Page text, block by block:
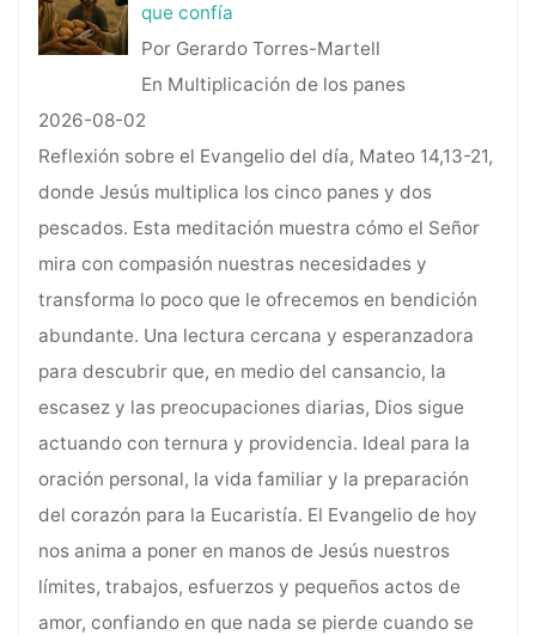
que confía
Por Gerardo Torres-Martell
En Multiplicación de los panes
2026-08-02
Reflexión sobre el Evangelio del día, Mateo 14,13-21,
donde Jesús multiplica los cinco panes y dos
pescados. Esta meditación muestra cómo el Señor
mira con compasión nuestras necesidades y
transforma lo poco que le ofrecemos en bendición
abundante. Una lectura cercana y esperanzadora
para descubrir que, en medio del cansancio, la
escasez y las preocupaciones diarias, Dios sigue
actuando con ternura y providencia. Ideal para la
oración personal, la vida familiar y la preparación
del corazón para la Eucaristía. El Evangelio de hoy
nos anima a poner en manos de Jesús nuestros
límites, trabajos, esfuerzos y pequeños actos de
amor, confiando en que nada se pierde cuando se